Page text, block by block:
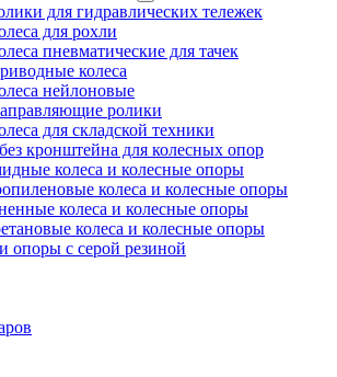
для гидравлических тележек
для рохли
пневматические для тачек
колеса
нейлоновые
ролики
для складской техники
кронштейна для колесных опор
колеса и колесные опоры
колеса и колесные опоры
колеса и колесные опоры
колеса и колесные опоры
опоры с серой резиной